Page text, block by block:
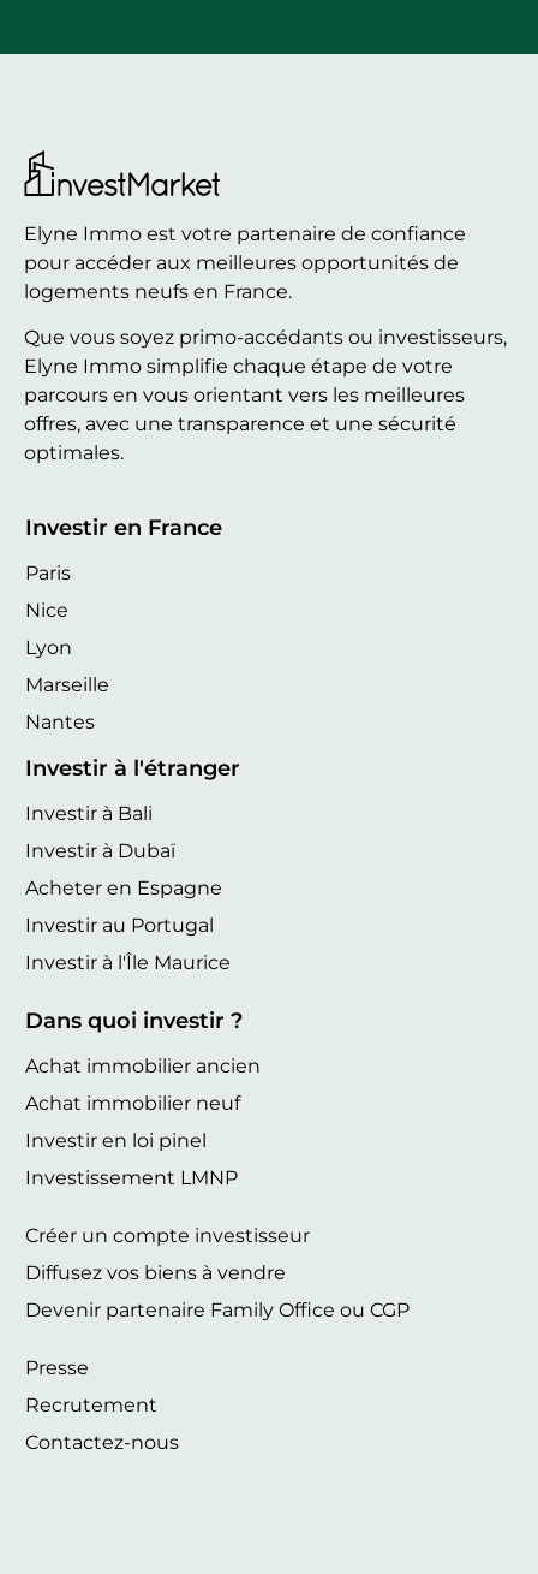
Elyne Immo est votre partenaire de confiance
pour accéder aux meilleures opportunités de
logements neufs en France.
Que vous soyez primo-accédants ou investisseurs,
Elyne Immo simplifie chaque étape de votre
parcours en vous orientant vers les meilleures
offres, avec une transparence et une sécurité
optimales.
Investir en France
Paris
Nice
Lyon
Marseille
Nantes
Investir à l'étranger
Investir à Bali
Investir à Dubaï
Acheter en Espagne
Investir au Portugal
Investir à l'Île Maurice
Dans quoi investir ?
Achat immobilier ancien
Achat immobilier neuf
Investir en loi pinel
Investissement LMNP
Créer un compte investisseur
Diffusez vos biens à vendre
Devenir partenaire Family Office ou CGP
Presse
Recrutement
Contactez-nous